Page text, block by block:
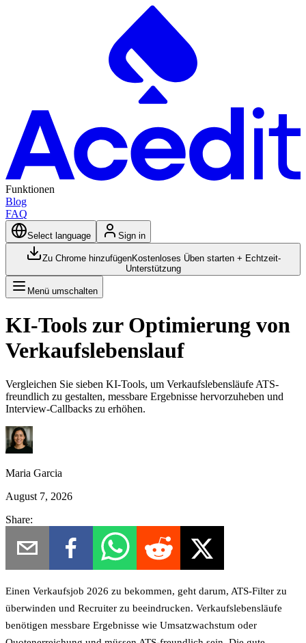
Funktionen
Blog
FAQ
Select language Sign in
Zu Chrome hinzufügenKostenloses Üben starten + Echtzeit-
Unterstützung
Menü umschalten
KI-Tools zur Optimierung von
Verkaufslebenslauf
Vergleichen Sie sieben KI-Tools, um Verkaufslebensläufe ATS-
freundlich zu gestalten, messbare Ergebnisse hervorzuheben und
Interview-Callbacks zu erhöhen.
Maria Garcia
August 7, 2026
Share:
Einen Verkaufsjob 2026 zu bekommen, geht darum, ATS-Filter zu
überwinden und Recruiter zu beeindrucken. Verkaufslebensläufe
benötigen messbare Ergebnisse wie Umsatzwachstum oder